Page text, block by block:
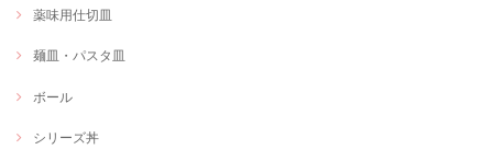
薬味用仕切皿
麺皿・パスタ皿
ボール
シリーズ丼